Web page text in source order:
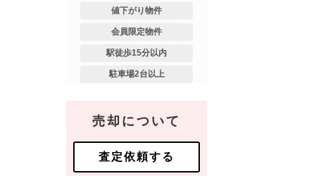
値下がり物件
会員限定物件
駅徒歩15分以内
駐車場2台以上
売却について
査定依頼する